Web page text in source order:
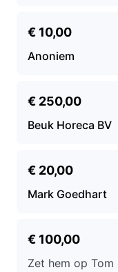
€ 10,00
Anoniem
€ 250,00
Beuk Horeca BV
€ 20,00
Mark Goedhart
€ 100,00
Zet hem op Tom